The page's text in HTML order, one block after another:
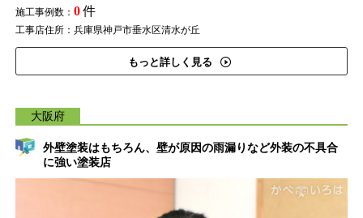
施工事例数： 0件
工事店住所：兵庫県神戸市垂水区清水が丘
もっと詳しく見る
大阪府
外壁塗装はもちろん、壁が原因の雨漏りなど外装の不具合
に強い塗装店